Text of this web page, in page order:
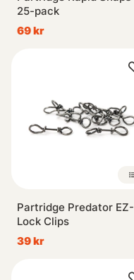
25-pack
69 kr
Partridge Predator EZ-
Lock Clips
39 kr